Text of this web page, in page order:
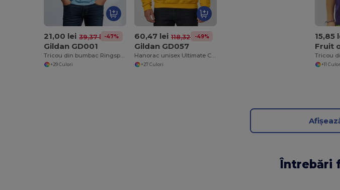
21,00 lei 39,37 lei-47%
Gildan GD001
Tricou din bumbac Ringspun Softstyle™
+29 Culori
60,47 lei 118,32 lei-49%
Gildan GD057
Hanorac unisex Ultimate Comfort HeavyBlend™
+27 Culori
15,85
+11
Întrebări